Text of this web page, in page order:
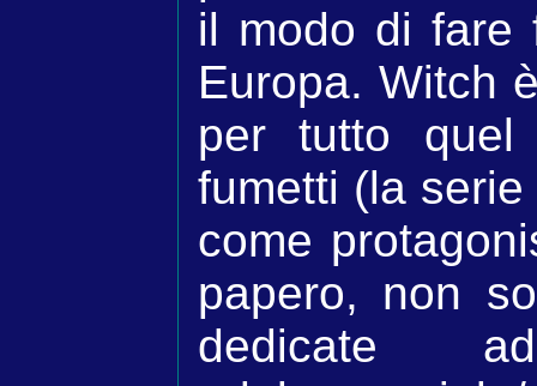
il modo di fare
Europa. Witch
per tutto
fumetti (la
come
papero, non
dedicate